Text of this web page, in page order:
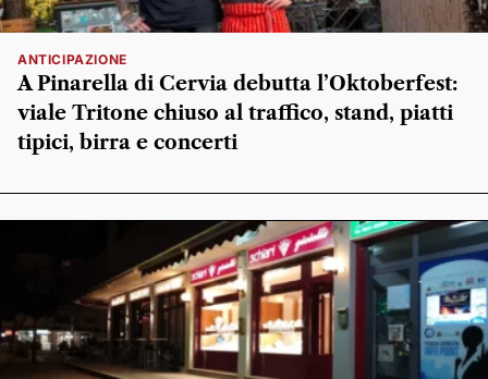
ANTICIPAZIONE
A Pinarella di Cervia debutta l’Oktoberfest:
viale Tritone chiuso al traffico, stand, piatti
tipici, birra e concerti